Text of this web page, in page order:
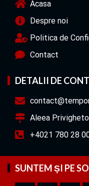
Acasa
Despre noi
Politica de
Contact
DETALII DE
Aleea
+4021 780 28
SUNTEM ȘI PE